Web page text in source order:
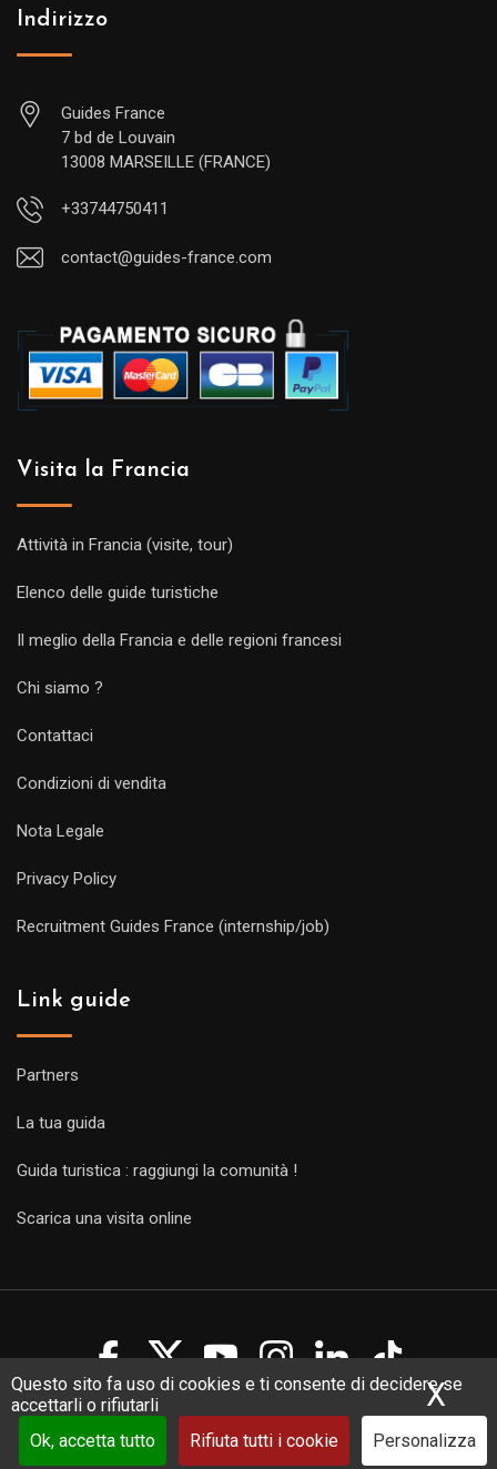
Questo sito fa uso di cookies e ti consente di decidere se
accettarli o rifiutarli
Ok, accetta tutto
Rifiuta tutti i cookie Personalizza
X
Indirizzo
Guides France
7 bd de Louvain
13008 MARSEILLE (FRANCE)
+33744750411
contact@guides-france.com
Visita la Francia
Attività in Francia (visite, tour)
Elenco delle guide turistiche
Il meglio della Francia e delle regioni francesi
Chi siamo ?
Contattaci
Condizioni di vendita
Nota Legale
Privacy Policy
Recruitment Guides France (internship/job)
Link guide
Partners
La tua guida
Guida turistica : raggiungi la comunità !
Scarica una visita online
Copyright Guides 2021. Tous droits réservés.
Développement
web sur mesurepar iSoluce